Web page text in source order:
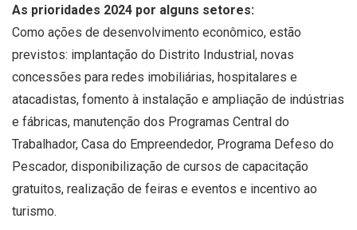
As prioridades 2024 por alguns setores:
Como ações de desenvolvimento econômico, estão
previstos: implantação do Distrito Industrial, novas
concessões para redes imobiliárias, hospitalares e
atacadistas, fomento à instalação e ampliação de indústrias
e fábricas, manutenção dos Programas Central do
Trabalhador, Casa do Empreendedor, Programa Defeso do
Pescador, disponibilização de cursos de capacitação
gratuitos, realização de feiras e eventos e incentivo ao
turismo.